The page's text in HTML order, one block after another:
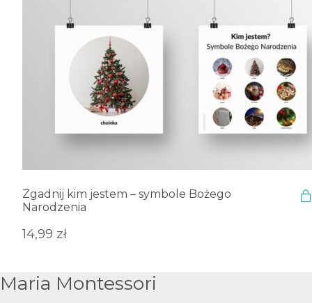
Zgadnij kim jestem – symbole Bożego
Narodzenia
14,99 zł
Maria Montessori